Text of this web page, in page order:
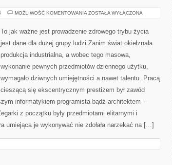
MOŻLIWOŚĆ KOMENTOWANIA TO
JEST
PROWADZENIE
TRYBU
JEST
DLA
LUDZI
ZOSTAŁA WYŁĄCZONA
To jak ważne jest prowadzenie zdrowego trybu życia
jest dane dla dużej grupy ludzi Zanim świat okiełznała
produkcja industrialna, a wobec tego masowa,
wykonanie pewnych przedmiotów dziennego użytku,
wymagało dziwnych umiejętności a nawet talentu. Pracą
cieszącą się ekscentrycznym prestiżem był zawód
informatykiem-programista bądź architektem –
z początku były przedmiotami elitarnymi i
umiejąca je wykonywać nie zdołała narzekać na […]